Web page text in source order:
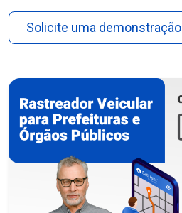
Solicite uma demonstração